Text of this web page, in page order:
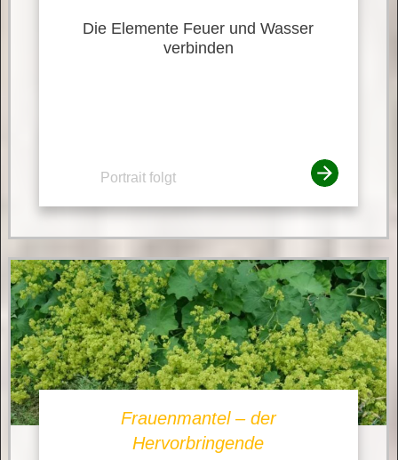
Die Elemente Feuer und Wasser
verbinden
Portrait folgt
Frauenmantel – der
Hervorbringende